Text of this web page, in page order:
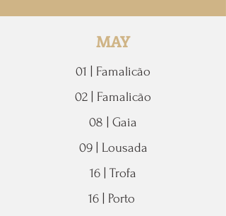
MAY
01 | Famalicão
02 | Famalicão
08 | Gaia
09 | Lousada
16 | Trofa
16 | Porto